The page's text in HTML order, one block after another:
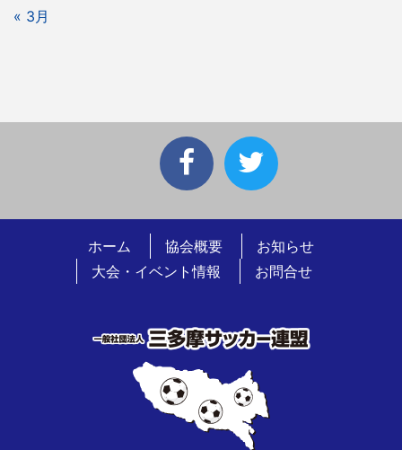
« 3月
ホーム 協会概要
お知らせ
大会・イベント情報
お問合せ